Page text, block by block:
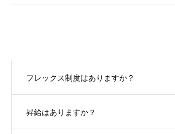
フレックス制度はありますか？
昇給はありますか？